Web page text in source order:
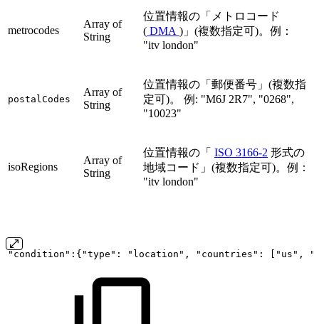
metrocodes
Array of
String
位置情報の「メトロコード
( DMA )」(複数指定可)。例：
"itv london"
postalCodes
Array of
String
位置情報の「郵便番号」(複数指
定可)。 例: "M6J 2R7", "0268",
"10023"
isoRegions
Array of
String
位置情報の「 ISO 3166-2 形式の
地域コード」(複数指定可)。例：
"itv london"
"condition":{"type": "location", "countries": ["us",